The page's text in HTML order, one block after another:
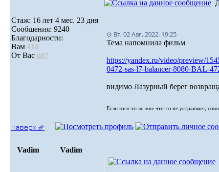
Стаж: 16 лет 4 мес. 23 дня
Сообщения: 9240
Благодарности:
Вам 418
От Вас 607
⊙ Вт, 02 Авг, 2022. 19:25
Тема напомнила фильм
https://yandex.ru/video/preview/
0472-sas-l7-balancer-8080-BAL-
видимо Лазурный берег
Если кого-то во мне что-то не устраивает,
Наверх ⮵
Vadim Vadim